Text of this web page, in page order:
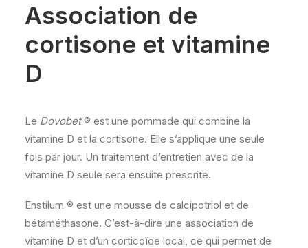
Association de
cortisone et vitamine
D
Le Dovobet® est une pommade qui combine la
vitamine D et la cortisone. Elle s’applique une seule
fois par jour. Un traitement d’entretien avec de la
vitamine D seule sera ensuite prescrite.
Enstilum ® est une mousse de calcipotriol et de
bétaméthasone. C’est-à-dire une association de
vitamine D et d’un corticoïde local, ce qui permet de